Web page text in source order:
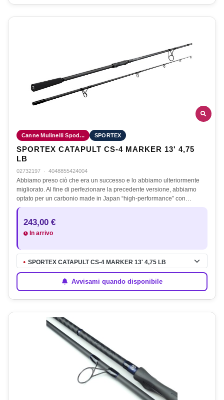
Canne Mulinelli Spod... SPORTEX
SPORTEX CATAPULT CS-4 MARKER 13' 4,75
LB
02732197 · 4048855424004
Abbiamo preso ciò che era un successo e lo abbiamo ulteriormente
migliorato. Al fine di perfezionare la precedente versione, abbiamo
optato per un carbonio made in Japan “high-performance” con…
243,00 €
In arrivo
● SPORTEX CATAPULT CS-4 MARKER 13' 4,75 LB
Avvisami quando disponibile